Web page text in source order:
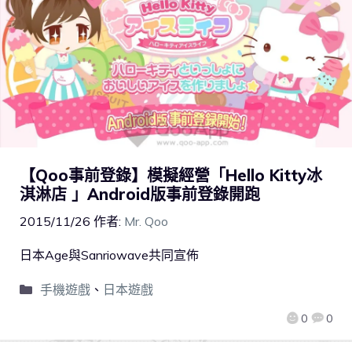
【Qoo事前登錄】模擬經營「Hello Kitty冰
淇淋店 」Android版事前登錄開跑
2015/11/26 作者: Mr. Qoo
0 0
日本Age與Sanriowave共同宣佈
手機遊戲、 日本遊戲